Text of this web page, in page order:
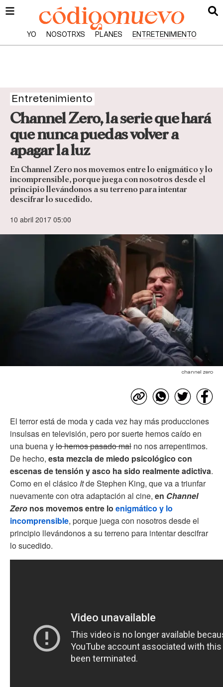
YO NOSOTRXS PLANES ENTRETENIMIENTO
Entretenimiento
Channel Zero, la serie que hará
que nunca puedas volver a
apagar la luz
En Channel Zero nos movemos entre lo enigmático y lo
incomprensible, porque juega con nosotros desde el
principio llevándonos a su terreno para intentar
descifrar lo sucedido.
10 abril 2017 05:00
channel zero
El terror está de moda y cada vez hay más producciones
insulsas en televisión, pero por suerte hemos caído en
una buena ylo hemos pasado mal no nos arrepentimos.
De hecho, esta mezcla de miedo psicológico con
escenas de tensión y asco ha sido realmente adictiva.
Como en el clásico Itde Stephen King, que va a triunfar
nuevamente con otra adaptación al cine, en Channel
Zero nos movemos entre lo enigmático y lo
incomprensible, porque juega con nosotros desde el
principio llevándonos a su terreno para intentar descifrar
lo sucedido.